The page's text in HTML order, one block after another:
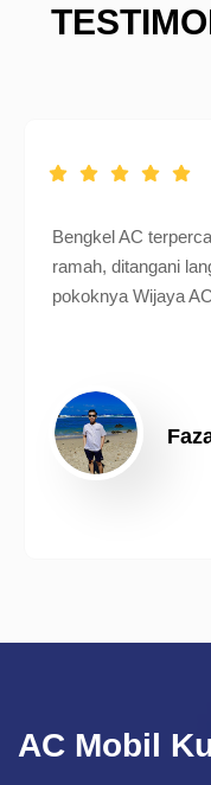
Bengkel AC
ramah, ditangani
pokoknya Wijaya
AC Mobil